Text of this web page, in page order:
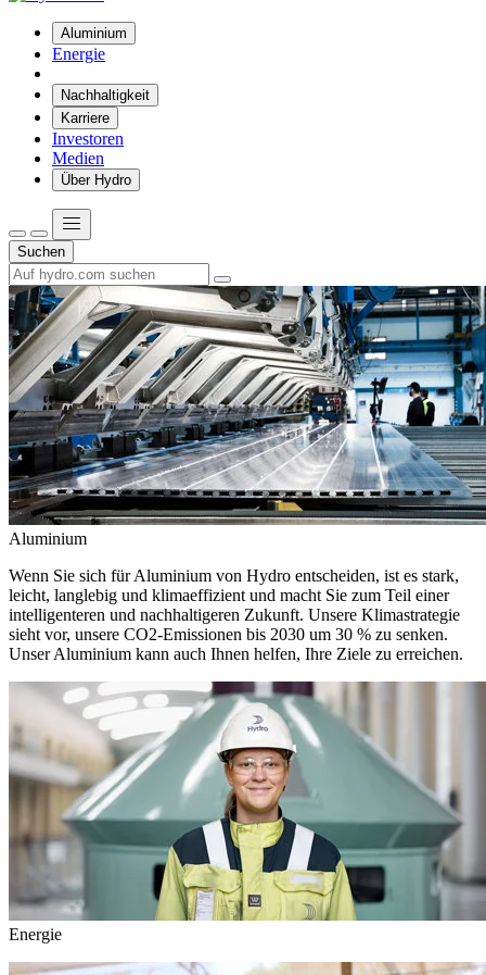
Aluminium
Energie
Nachhaltigkeit
Karriere
Investoren
Medien
Über Hydro
Suchen
Aluminium
Wenn Sie sich für Aluminium von Hydro entscheiden, ist es stark,
leicht, langlebig und klimaeffizient und macht Sie zum Teil einer
intelligenteren und nachhaltigeren Zukunft. Unsere Klimastrategie
sieht vor, unsere CO2-Emissionen bis 2030 um 30 % zu senken.
Unser Aluminium kann auch Ihnen helfen, Ihre Ziele zu erreichen.
Energie